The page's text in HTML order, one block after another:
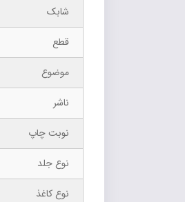
شابک
قطع
موضوع
ناشر
نوبت چاپ
نوع جلد
نوع کاغذ